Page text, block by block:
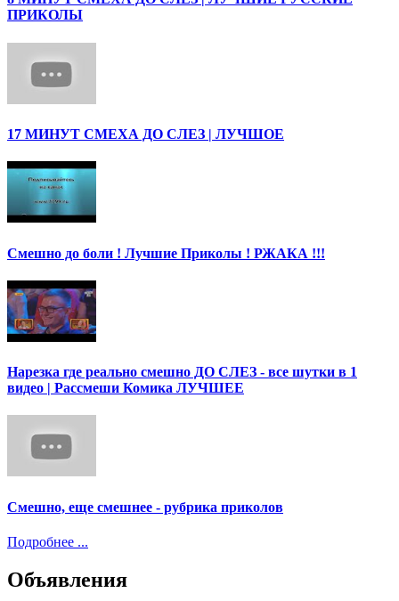
ПРИКОЛЫ
17 МИНУТ СМЕХА ДО СЛЕЗ | ЛУЧШОЕ
Смешно до боли ! Лучшие Приколы ! РЖАКА !!!
Нарезка где реально смешно ДО СЛЕЗ - все шутки в 1
видео | Рассмеши Комика ЛУЧШЕЕ
Смешно, еще смешнее - рубрика приколов
Подробнее ...
Объявления